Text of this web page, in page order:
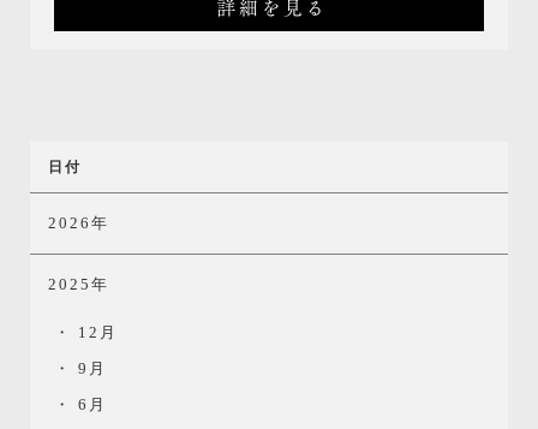
日付
2026年
2025年
12月
9月
6月